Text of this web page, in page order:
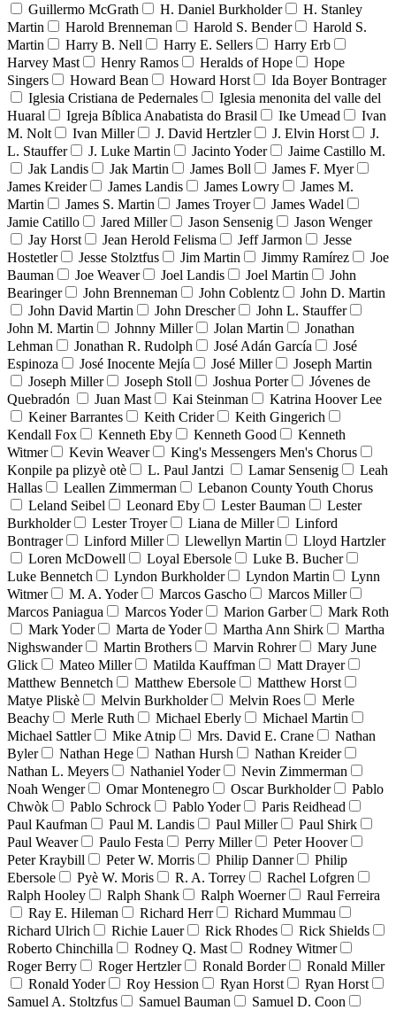
Guillermo McGrath H. Daniel Burkholder
H. Stanley
Martin
Harold Brenneman Harold S. Bender
Harold S.
Martin
Harry B. Nell Harry E. Sellers
Harry Erb
Harvey Mast
Henry Ramos Heralds of Hope
Hope
Singers
Howard Bean Howard Horst
Ida Boyer Bontrager
Iglesia Cristiana de Pedernales
Iglesia menonita del valle del
Huaral
Igreja Bíblica Anabatista do Brasil Ike Umead
Ivan
M. Nolt
Ivan Miller J. David Hertzler J. Elvin Horst
J.
L. Stauffer
J. Luke Martin Jacinto Yoder
Jaime Castillo M.
Jak Landis
Jak Martin James Boll
James F. Myer
James Kreider
James Landis James Lowry
James M.
Martin
James S. Martin James Troyer
James Wadel
Jamie Catillo
Jared Miller Jason Sensenig
Jason Wenger
Jay Horst
Jean Herold Felisma Jeff Jarmon
Jesse
Hostetler
Jesse Stolztfus Jim Martin Jimmy Ramírez
Joe
Bauman
Joe Weaver Joel Landis Joel Martin
John
Bearinger
John Brenneman John Coblentz
John D. Martin
John David Martin
John Drescher
John L. Stauffer
John M. Martin
Johnny Miller Jolan Martin
Jonathan
Lehman
Jonathan R. Rudolph José Adán García
José
Espinoza
José Inocente Mejía José Miller
Joseph Martin
Joseph Miller
Joseph Stoll Joshua Porter
Jóvenes de
Quebradón
Juan Mast Kai Steinman
Katrina Hoover Lee
Keiner Barrantes
Keith Crider
Keith Gingerich
Kendall Fox
Kenneth Eby Kenneth Good
Kenneth
Witmer
Kevin Weaver
King's Messengers Men's Chorus
Konpile pa plizyè otè
L. Paul Jantzi Lamar Sensenig
Leah
Hallas
Leallen Zimmerman
Lebanon County Youth Chorus
Leland Seibel
Leonard Eby Lester Bauman
Lester
Burkholder
Lester Troyer Liana de Miller
Linford
Bontrager
Linford Miller Llewellyn Martin
Lloyd Hartzler
Loren McDowell
Loyal Ebersole
Luke B. Bucher
Luke Bennetch
Lyndon Burkholder Lyndon Martin
Lynn
Witmer
M. A. Yoder Marcos Gascho
Marcos Miller
Marcos Paniagua
Marcos Yoder Marion Garber
Mark Roth
Mark Yoder
Marta de Yoder Martha Ann Shirk
Martha
Nighswander
Martin Brothers Marvin Rohrer
Mary June
Glick
Mateo Miller Matilda Kauffman
Matt Drayer
Matthew Bennetch
Matthew Ebersole
Matthew Horst
Matye Pliskè
Melvin Burkholder Melvin Roes
Merle
Beachy
Merle Ruth Michael Eberly
Michael Martin
Michael Sattler
Mike Atnip Mrs. David E. Crane
Nathan
Byler
Nathan Hege Nathan Hursh
Nathan Kreider
Nathan L. Meyers
Nathaniel Yoder
Nevin Zimmerman
Noah Wenger
Omar Montenegro Oscar Burkholder
Pablo
Chwòk
Pablo Schrock Pablo Yoder
Paris Reidhead
Paul Kaufman
Paul M. Landis Paul Miller
Paul Shirk
Paul Weaver
Paulo Festa Perry Miller
Peter Hoover
Peter Kraybill
Peter W. Morris Philip Danner
Philip
Ebersole
Pyè W. Moris R. A. Torrey
Rachel Lofgren
Ralph Hooley
Ralph Shank Ralph Woerner
Raul Ferreira
Ray E. Hileman
Richard Herr
Richard Mummau
Richard Ulrich
Richie Lauer Rick Rhodes
Rick Shields
Roberto Chinchilla
Rodney Q. Mast
Rodney Witmer
Roger Berry
Roger Hertzler Ronald Border
Ronald Miller
Ronald Yoder
Roy Hession Ryan Horst
Ryan Horst
Samuel A. Stoltzfus
Samuel Bauman
Samuel D. Coon